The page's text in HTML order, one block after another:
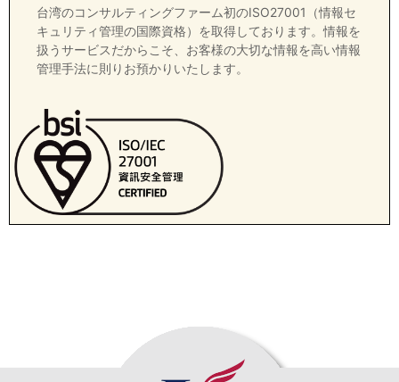
台湾のコンサルティングファーム初のISO27001（情報セ
キュリティ管理の国際資格）を取得しております。情報を
扱うサービスだからこそ、お客様の大切な情報を高い情報
管理手法に則りお預かりいたします。